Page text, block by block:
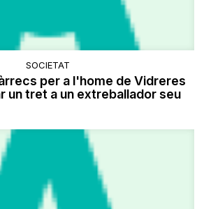
SOCIETAT
per a l'home de Vidreres
un tret a un extreballador seu